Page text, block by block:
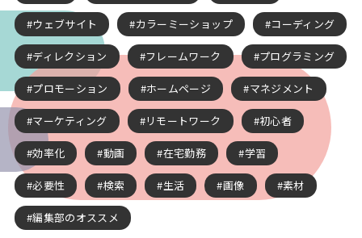
ウェブサイト カラーミーショップ コーディング
ディレクション フレームワーク プログラミング
プロモーション ホームページ マネジメント
マーケティング リモートワーク 初心者
効率化 動画 在宅勤務 学習
必要性 検索 生活 画像 素材
編集部のオススメ